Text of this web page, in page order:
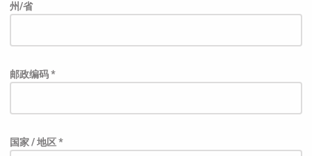
州/省
邮政编码 *
国家 / 地区 *